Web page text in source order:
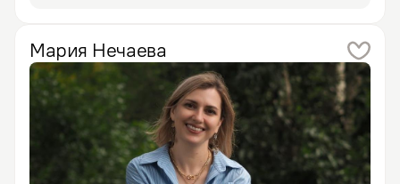
Мария Нечаева